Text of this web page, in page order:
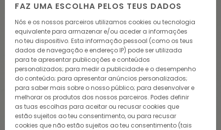
FAZ UMA ESCOLHA PELOS TEUS DADOS
Nós e os nossos parceiros utilizamos cookies ou tecnologia
equivalente para armazenar e/ou aceder a informações
no teu dispositivo. Esta informação pessoal (como os teus
dados de navegação e endereço IP) pode ser utilizada
para te apresentar publicações e conteúdos
personalizados; para medir a publicidade e o desempenho
do conteúdo; para apresentar anúncios personalizados;
para saber mais sobre o nosso público; para desenvolver e
melhorar os produtos dos nossos parceiros. Podes definir
as tuas escolhas para aceitar ou recusar cookies que
estão sujeitos ao teu consentimento, ou para recusar
cookies que não estão sujeitos ao teu consentimento (tais